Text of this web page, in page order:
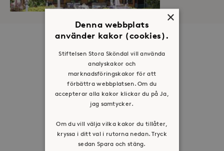
Organisation
Historia
Riktlinje för personuppgifter
Tillgänglighetsredogörelse
Jobba hos oss
×
Denna webbplats
använder kakor (cookies).
Stiftelsen Stora Sköndal vill använda
analyskakor och
marknadsföringskakor för att
förbättra webbplatsen. Om du
accepterar alla kakor klickar du på Ja,
jag samtycker.
Om du vill välja vilka kakor du tillåter,
kryssa i ditt val i rutorna nedan. Tryck
sedan Spara och stäng.